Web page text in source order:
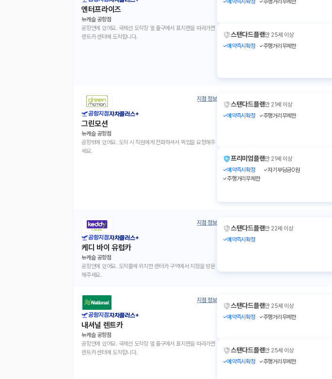
엔터프라이즈
뉴캐슬 공항점
공항안에 있어요. 국제선 도착장 옆 출구에서 표지판을 따라가면
렌트카 센터에 도착합니다.
예약즉시확정
주행거리무제한
스탠다드플랜만 25세 이상
예약즉시확정
주행거리무제한
지점 정보
공항지점자차플러스+
그린모션
뉴캐슬 공항점
공항밖에 있어요. 도착 시 직원에게 전화하셔서 픽업을 요청해주
세요.
스탠다드플랜만 21세 이상
예약즉시확정
주행거리무제한
프리미엄플랜만 21세 이상
예약즉시확정
자기부담금0원
주행거리무제한
지점 정보
공항지점자차플러스+
케디 바이 유럽카
뉴캐슬 공항점
공항안에 있어요. 도착홀에 위치한 렌터카 구역에서 지점을 방문
해주세요.
스탠다드플랜만 22세 이상
예약즉시확정
지점 정보
공항지점자차플러스+
내셔널 렌트카
뉴캐슬 공항점
공항안에 있어요. 국제선 도착장 옆 출구에서 표지판을 따라가면
렌트카 센터에 도착합니다.
스탠다드플랜만 25세 이상
예약즉시확정
주행거리무제한
스탠다드플랜만 25세 이상
예약즉시확정
주행거리무제한